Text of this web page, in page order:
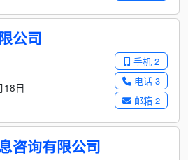
公司
手机 2
电话 3
邮箱 2
18日
咨询有限公司